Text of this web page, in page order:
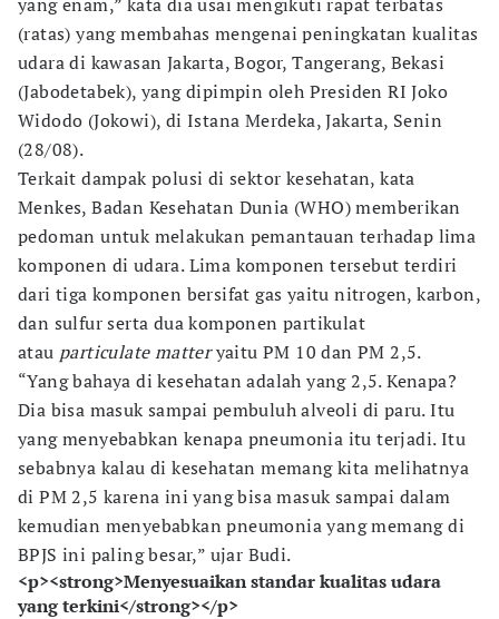
(ratas) yang membahas mengenai peningkatan kualitas
udara di kawasan Jakarta, Bogor, Tangerang, Bekasi
(Jabodetabek), yang dipimpin oleh Presiden RI Joko
Widodo (Jokowi), di Istana Merdeka, Jakarta, Senin
(28/08).
Terkait dampak polusi di sektor kesehatan, kata
Menkes, Badan Kesehatan Dunia (WHO) memberikan
pedoman untuk melakukan pemantauan terhadap lima
komponen di udara. Lima komponen tersebut terdiri
dari tiga komponen bersifat gas yaitu nitrogen, karbon,
dan sulfur serta dua komponen partikulat
atau particulate matteryaitu PM 10 dan PM 2,5.
“Yang bahaya di kesehatan adalah yang 2,5. Kenapa?
Dia bisa masuk sampai pembuluh alveoli di paru. Itu
yang menyebabkan kenapa pneumonia itu terjadi. Itu
sebabnya kalau di kesehatan memang kita melihatnya
di PM 2,5 karena ini yang bisa masuk sampai dalam
kemudian menyebabkan pneumonia yang memang di
BPJS ini paling besar,” ujar Budi.
<p><strong>Menyesuaikan standar kualitas udara
yang terkini</strong></p>